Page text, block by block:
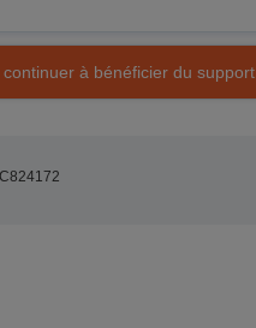
à bénéficier du support.